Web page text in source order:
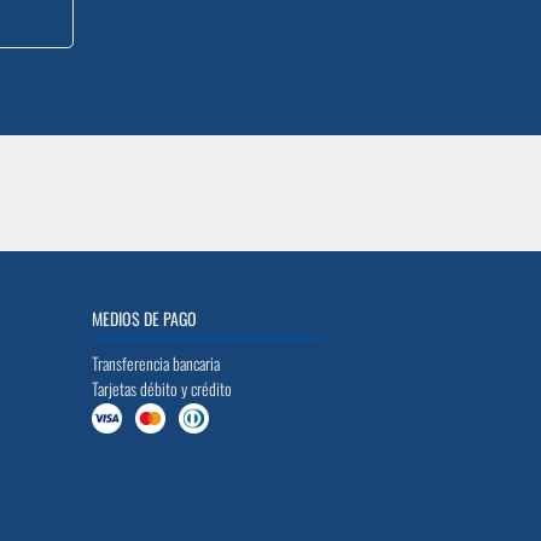
MEDIOS DE PAGO
Transferencia bancaria
Tarjetas débito y crédito